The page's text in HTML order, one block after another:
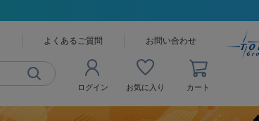
よくあるご質問 お問い合わせ
ログイン お気に入り カート